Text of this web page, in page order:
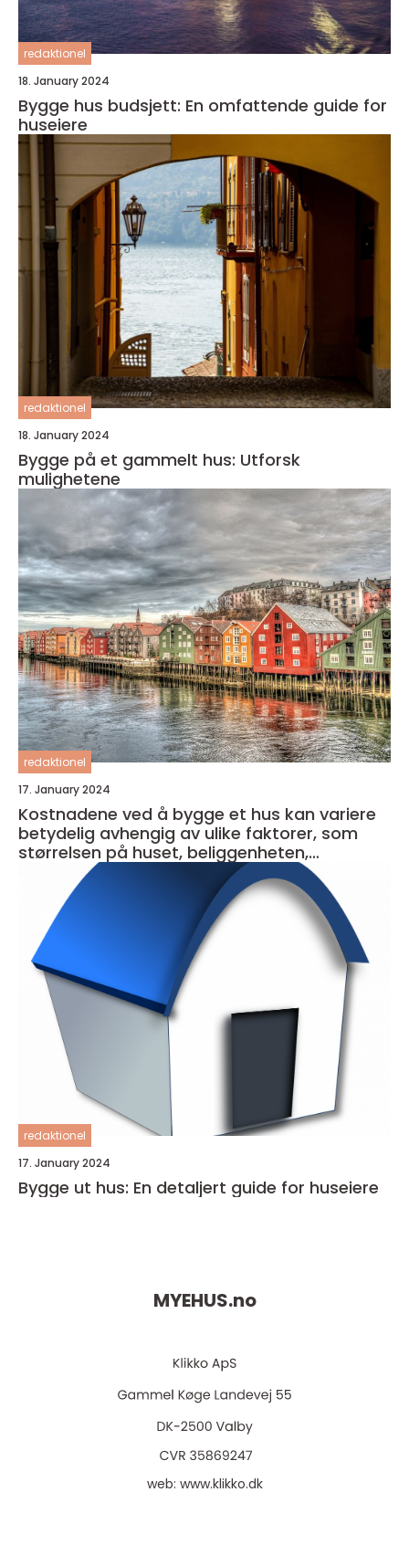
redaktionel
18. January 2024
Bygge hus budsjett: En omfattende guide for
huseiere
redaktionel
18. January 2024
Bygge på et gammelt hus: Utforsk
mulighetene
redaktionel
17. January 2024
Kostnadene ved å bygge et hus kan variere
betydelig avhengig av ulike faktorer, som
størrelsen på huset, beliggenheten,
materialkvaliteten og entreprenørens priser
redaktionel
17. January 2024
Bygge ut hus: En detaljert guide for huseiere
MYEHUS.no
web: www.klikko.dk